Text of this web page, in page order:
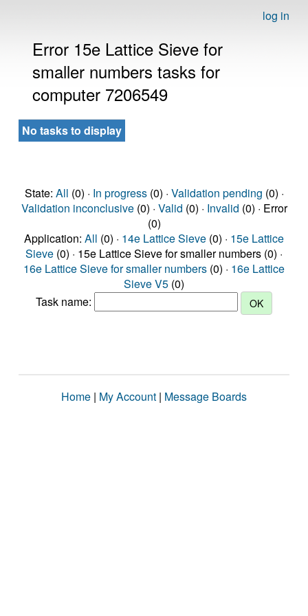
log in
Error 15e Lattice Sieve for
smaller numbers tasks for
computer 7206549
No tasks to display
State: All (0) · In progress(0) · Validation pending (0) ·
Validation inconclusive(0) · Valid (0) · Invalid (0) · Error
(0)
Application: All (0) · 14e Lattice Sieve (0) · 15e Lattice
Sieve (0) · 15e Lattice Sieve for smaller numbers (0) ·
16e Lattice Sieve for smaller numbers (0) · 16e Lattice
Sieve V5 (0)
Task name:
Home | My Account | Message Boards